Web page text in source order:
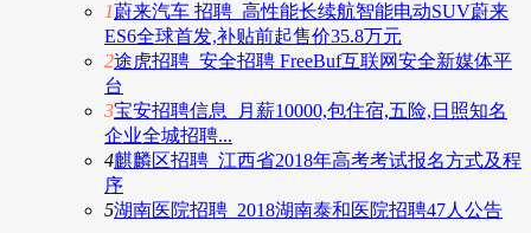
1蔚来汽车 招聘_高性能长续航智能电动SUV蔚来
ES6全球首发,补贴前起售价35.8万元
2途虎招聘_安全招聘 FreeBuf互联网安全新媒体平
台
3宝安招聘信息_月薪10000,包住宿,五险,日照知名
企业全城招聘...
4麒麟区招聘_江西省2018年高考考试报名方式及程
序
5湖南医院招聘_2018湖南泰和医院招聘47人公告